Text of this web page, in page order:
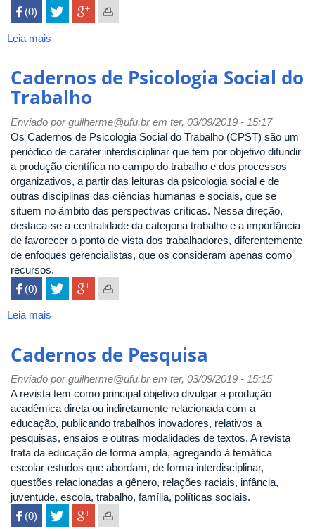
 (0)
Leia mais
Saúde
Coletiva
Cadernos de Psicologia Social do
Trabalho
Enviado porguilherme@ufu.brem ter, 03/09/2019 - 15:17
Os Cadernos de Psicologia Social do Trabalho (CPST) são um
periódico de caráter interdisciplinar que tem por objetivo difundir
a produção científica no campo do trabalho e dos processos
organizativos, a partir das leituras da psicologia social e de
outras disciplinas das ciências humanas e sociais, que se
situem no âmbito das perspectivas críticas. Nessa direção,
destaca-se a centralidade da categoria trabalho e a importância
de favorecer o ponto de vista dos trabalhadores, diferentemente
de enfoques gerencialistas, que os consideram apenas como
recursos.
 (0)
Leia mais
Psicologia
do
Trabalho
Cadernos de Pesquisa
Enviado porguilherme@ufu.brem ter, 03/09/2019 - 15:15
A revista tem como principal objetivo divulgar a produção
acadêmica direta ou indiretamente relacionada com a
educação, publicando trabalhos inovadores, relativos a
pesquisas, ensaios e outras modalidades de textos. A revista
trata da educação de forma ampla, agregando à temática
escolar estudos que abordam, de forma interdisciplinar,
questões relacionadas a gênero, relações raciais, infância,
juventude, escola, trabalho, família, políticas sociais.
 (0)